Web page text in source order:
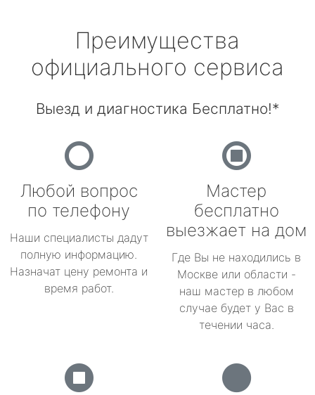
Преимущества
официального сервиса
Выезд и диагностика Бесплатно!*
Любой вопрос
по телефону
Наши специалисты дадут
полную информацию.
Назначат цену ремонта и
время работ.
Мастер
бесплатно
выезжает на дом
Где Вы не находились в
Москве или области -
наш мастер в любом
случае будет у Вас в
течении часа.